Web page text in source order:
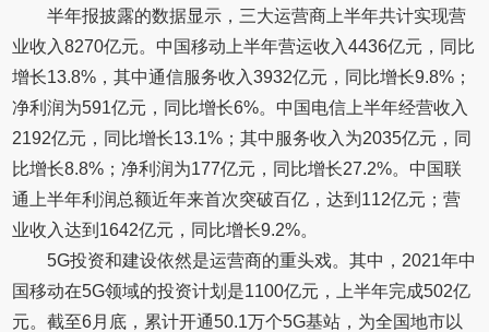
半年报披露的数据显示，三大运营商上半年共计实现营
业收入8270亿元。中国移动上半年营运收入4436亿元，同比
增长13.8%，其中通信服务收入3932亿元，同比增长9.8%；
净利润为591亿元，同比增长6%。中国电信上半年经营收入
2192亿元，同比增长13.1%；其中服务收入为2035亿元，同
比增长8.8%；净利润为177亿元，同比增长27.2%。中国联
通上半年利润总额近年来首次突破百亿，达到112亿元；营
业收入达到1642亿元，同比增长9.2%。
5G投资和建设依然是运营商的重头戏。其中，2021年中
国移动在5G领域的投资计划是1100亿元，上半年完成502亿
元。截至6月底，累计开通50.1万个5G基站，为全国地市以